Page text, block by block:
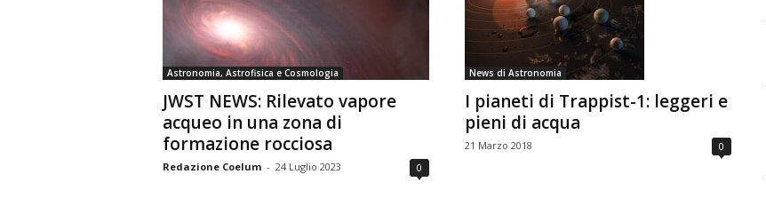
i
a
Astronomia, Astrofisica e Cosmologia
JWST NEWS: Rilevato vapore
acqueo in una zona di
formazione rocciosa
Redazione Coelum - 24 Luglio 2023 0
News di Astronomia
I pianeti di Trappist-1: leggeri e
pieni di acqua
21 Marzo 2018 0